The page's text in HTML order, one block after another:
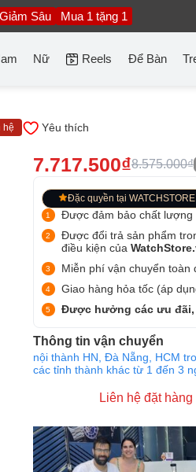
Giảm Sâu Mua 1 tặng 1
Nữ Reels Để Bàn
hệ Yêu thích
7.717.500₫8.575.000₫
Đặc quyền tại WATCHSTORE
Được đảm bảo chất lượng
Được đổi trả sản phẩm
điều kiện của
Miễn phí vận chuyển toàn
Giao hàng hỏa tốc (áp
Được hưởng các ưu đãi,
Thông tin vận chuyển
nội thành HN, Đà Nẵng, HCM
các tỉnh thành khác từ 1 đến 3
Liên hệ đặt hàng